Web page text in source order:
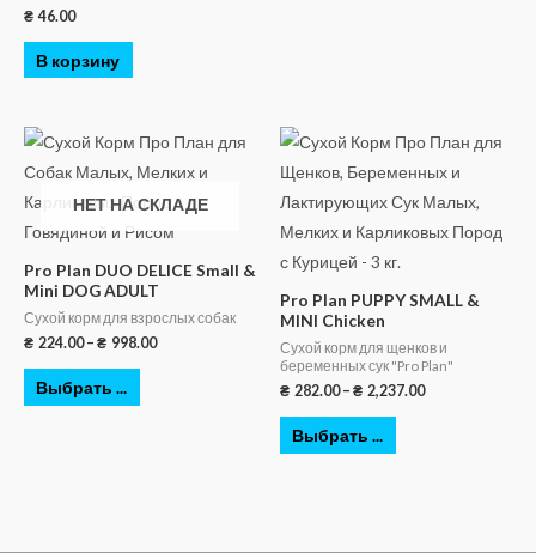
₴ 46.00
В корзину
НЕТ НА СКЛАДЕ
Pro Plan DUO DELICE Small &
Mini DOG ADULT
Сухой корм для взрослых собак
₴ 224.00– ₴ 998.00
Выбрать ...
Pro Plan PUPPY SMALL &
MINI Chicken
Сухой корм для щенков и
беременных сук "Pro Plan"
₴ 282.00– ₴ 2,237.00
Выбрать ...